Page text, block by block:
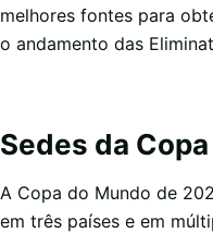
melhores fontes para
o andamento das
Sedes da
A Copa do Mundo de
em três países e em